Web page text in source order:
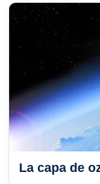
La capa de